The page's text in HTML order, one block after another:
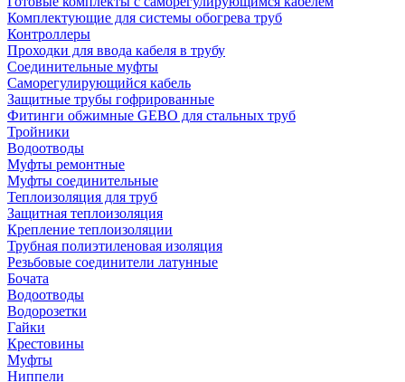
Комплектующие для системы обогрева труб
Контроллеры
Проходки для ввода кабеля в трубу
Соединительные муфты
Саморегулирующийся кабель
Защитные трубы гофрированные
Фитинги обжимные GEBO для стальных труб
Тройники
Водоотводы
Муфты ремонтные
Муфты соединительные
Теплоизоляция для труб
Защитная теплоизоляция
Крепление теплоизоляции
Трубная полиэтиленовая изоляция
Резьбовые соединители латунные
Бочата
Водоотводы
Водорозетки
Гайки
Крестовины
Муфты
Ниппели